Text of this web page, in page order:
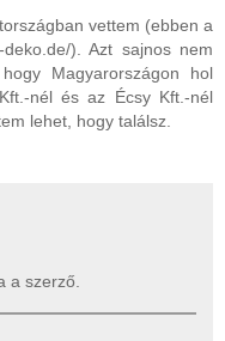
vettem (ebben a
deko.de/). Azt sajnos nem
Magyarországon hol
nél és az Écsy Kft.-nél
lehet, hogy találsz.
a szerző.